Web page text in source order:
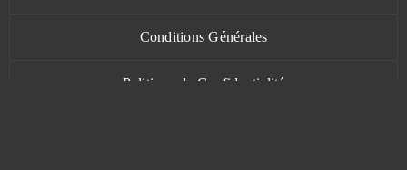
Conditions Générales
Politique de Confidentialité